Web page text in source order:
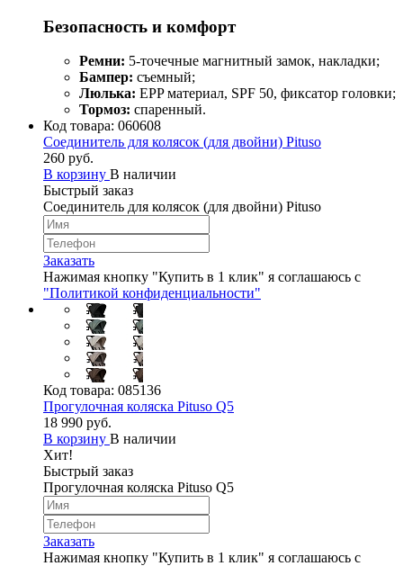
Безопасность и комфорт
Ремни: 5-точечные магнитный замок, накладки;
Бампер: съемный;
Люлька: EPP материал, SPF 50, фиксатор головки;
Тормоз: спаренный.
Код товара: 060608
Соединитель для колясок (для двойни) Pituso
260 руб.
В корзину В наличии
Быстрый заказ
Соединитель для колясок (для двойни) Pituso
Заказать
Нажимая кнопку "Купить в 1 клик" я соглашаюсь с
"Политикой конфиденциальности"
Код товара: 085136
Прогулочная коляска Pituso Q5
18 990 руб.
В корзину В наличии
Хит!
Быстрый заказ
Прогулочная коляска Pituso Q5
Заказать
Нажимая кнопку "Купить в 1 клик" я соглашаюсь с